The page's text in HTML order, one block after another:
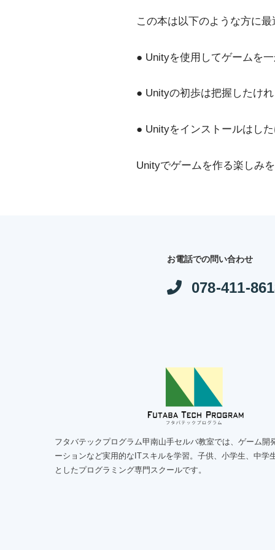
この本は以下のような方に最
● Unityを使用してゲームを
● Unityの初歩は把握したけ
● Unityをインストールはし
Unityでゲームを作る楽しみ
お電話での問い合わせ
078-411-
フタバテックプログラム甲南山手セルバ教室では、ゲーム開
ーションなど実用的なITスキルを学習。子供、小学生、中学
としたプログラミング専門スクールです。